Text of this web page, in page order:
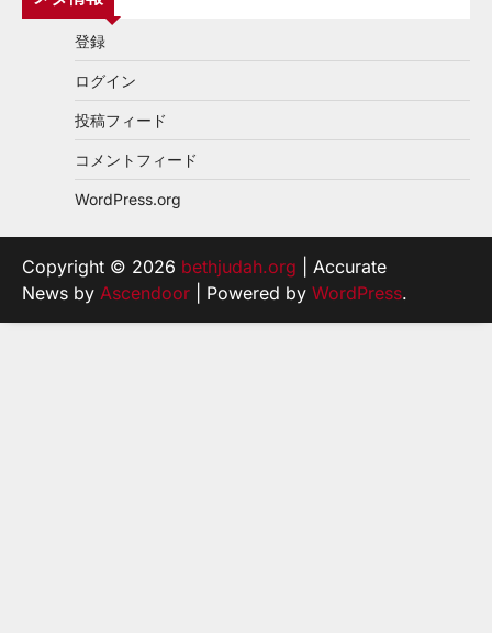
登録
ログイン
投稿フィード
コメントフィード
WordPress.org
Copyright © 2026 bethjudah.org | Accurate
News by Ascendoor | Powered by WordPress.